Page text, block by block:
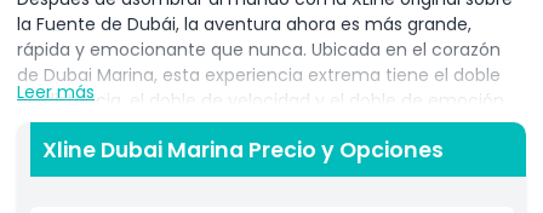
la Fuente de Dubái, la aventura ahora es más grande,
rápida y emocionante que nunca. Ubicada en el corazón
de Dubai Marina, esta experiencia extrema tiene el doble
de distancia, el doble de velocidad y el doble de emoción
que el viaje original. Sobrevuela el paisaje urbano a
velocidades de hasta 80 km/h, comenzando desde una
altura de 170 metros, deslizándote sobre tierra y agua antes
Leer más
Xline Dubai Marina Precio y Opciones